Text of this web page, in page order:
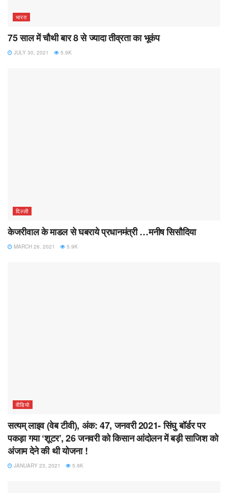
भारत
75 साल में चौथी बार 8 से ज्यादा तीव्रता का भूकंप
JULY 30, 2021 5.9K
दिल्ली
केजरीवाल के माडल से घबराये प्रधानमंत्री …मनीष सिसौदिया
MARCH 26, 2021 5.9K
वीडियो
सत्यम् लाइव (वेब टीवी), अंक: 47, जनवरी 2021- सिंघु बॉर्डर पर
पकड़ा गया ‘शूटर’, 26 जनवरी को किसान आंदोलन में बड़ी साजिश को
अंजाम देने की थी योजना !
JANUARY 23, 2021 5.9K